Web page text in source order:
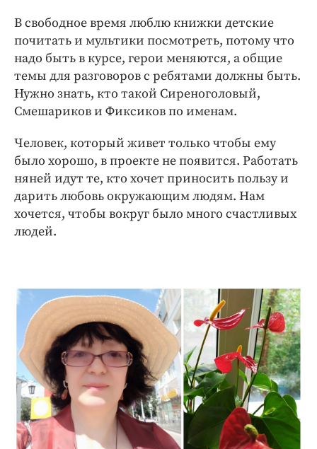
В свободное время люблю книжки детские
почитать и мультики посмотреть, потому что
надо быть в курсе, герои меняются, а общие
темы для разговоров с ребятами должны быть.
Нужно знать, кто такой Сиреноголовый,
Смешариков и Фиксиков по именам.
Человек, который живет только чтобы ему
было хорошо, в проекте не появится. Работать
няней идут те, кто хочет приносить пользу и
дарить любовь окружающим людям. Нам
хочется, чтобы вокруг было много счастливых
людей.